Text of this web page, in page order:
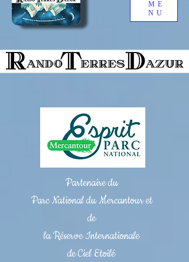
ME
NU
Partenaire du
Parc National du Mercantour et
de
la Réserve Internationale
de Ciel Etoilé